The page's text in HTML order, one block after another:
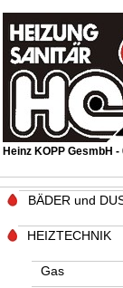
Heinz KOPP GesmbH
BÄDER und
HEIZTECHNIK
Gas